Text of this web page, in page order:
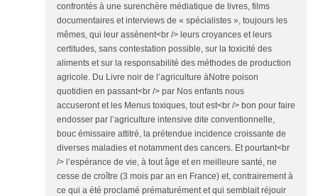
confrontés à une surenchère médiatique de livres, films
documentaires et interviews de « spécialistes », toujours les
mêmes, qui leur assènent<br /> leurs croyances et leurs
certitudes, sans contestation possible, sur la toxicité des
aliments et sur la responsabilité des méthodes de production
agricole. Du Livre noir de l’agriculture àNotre poison
quotidien en passant<br /> par Nos enfants nous
accuseront et les Menus toxiques, tout est<br /> bon pour faire
endosser par l’agriculture intensive dite conventionnelle,
bouc émissaire attitré, la prétendue incidence croissante de
diverses maladies et notamment des cancers. Et pourtant<br
/> l’espérance de vie, à tout âge et en meilleure santé, ne
cesse de croître (3 mois par an en France) et, contrairement à
ce qui a été proclamé prématurément et qui semblait réjouir